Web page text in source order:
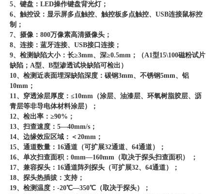
5、键盘：LED操作键盘背光灯；
6、触控设：显示屏多点触控、触控板多点触控、USB连接鼠标控
制；
7、摄像：800万像素高清摄像头；
8、连接：蓝牙连接、USB接口连接；
9、检测缺陷大小：长≥3mm、深≥0.5mm；（A1型15\100磁粉试片
缺陷；A型、B型渗透试块缺陷可检出）
10、检测近表面埋深缺陷深度：碳钢3mm、不锈钢5mm、铝
10mm；
11、穿透涂层厚度：≤10mm（涂层、油漆层、环氧树脂胶层、沥
青层等非导电体材料涂层）；
12、检出率：≥90%；
13、扫查速度：5—40mm/s；
14、边缘效应区域：＜20mm；
15、通道数量：16通道（可扩展32通道、64通道）；
16、单次扫查面积：0mm—160mm（取决于探头扫查面积） ；
17、兼容探头：16通道阵列探头（可扩展32、64通道）；
18、探头热插拔：支持；
19、检测温度：-20℃—350℃（取决于探头）；